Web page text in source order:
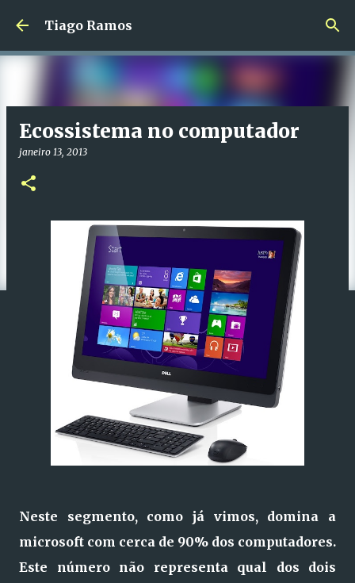
Avançar para o conteúdo principal
Tiago Ramos
Ecossistema no computador
janeiro 13, 2013
Neste segmento, como já vimos, domina a
microsoft com cerca de 90% dos computadores.
Este número não representa qual dos dois